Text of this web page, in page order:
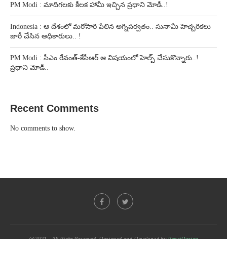
PM Modi : మాదిగలకు కీలక హామీ ఇచ్చిన ప్రధాని మోడీ..!
Indonesia : ఆ దేశంలో మరోసారి పేలిన అగ్నిపర్వతం.. సునామీ హెచ్చరికలు
జారీ చేసిన అధికారులు.. !
PM Modi : సీఎం రేవంత్-కేసీఆర్ ఆ విషయంలో హెల్ప్ చేసుకొన్నారు..!
ప్రధాని మోడీ..
Recent Comments
No comments to show.
@2021 - All Right Reserved. Designed and Developed byPenciDesign